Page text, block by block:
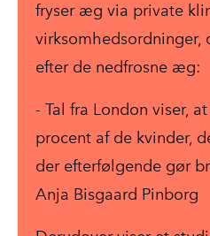
fryser æg via private
efter de nedfrosne æg:
- Tal fra London viser,
procent af de kvinder,
der efterfølgende gør
Anja Bisgaard Pinborg